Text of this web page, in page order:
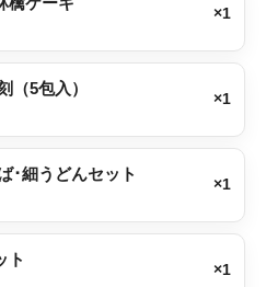
×1
（5包入）
×1
･細うどんセット
×1
ト
×1